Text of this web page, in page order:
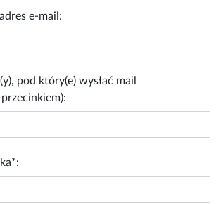
e-mail:
pod który(e) wysłać mail